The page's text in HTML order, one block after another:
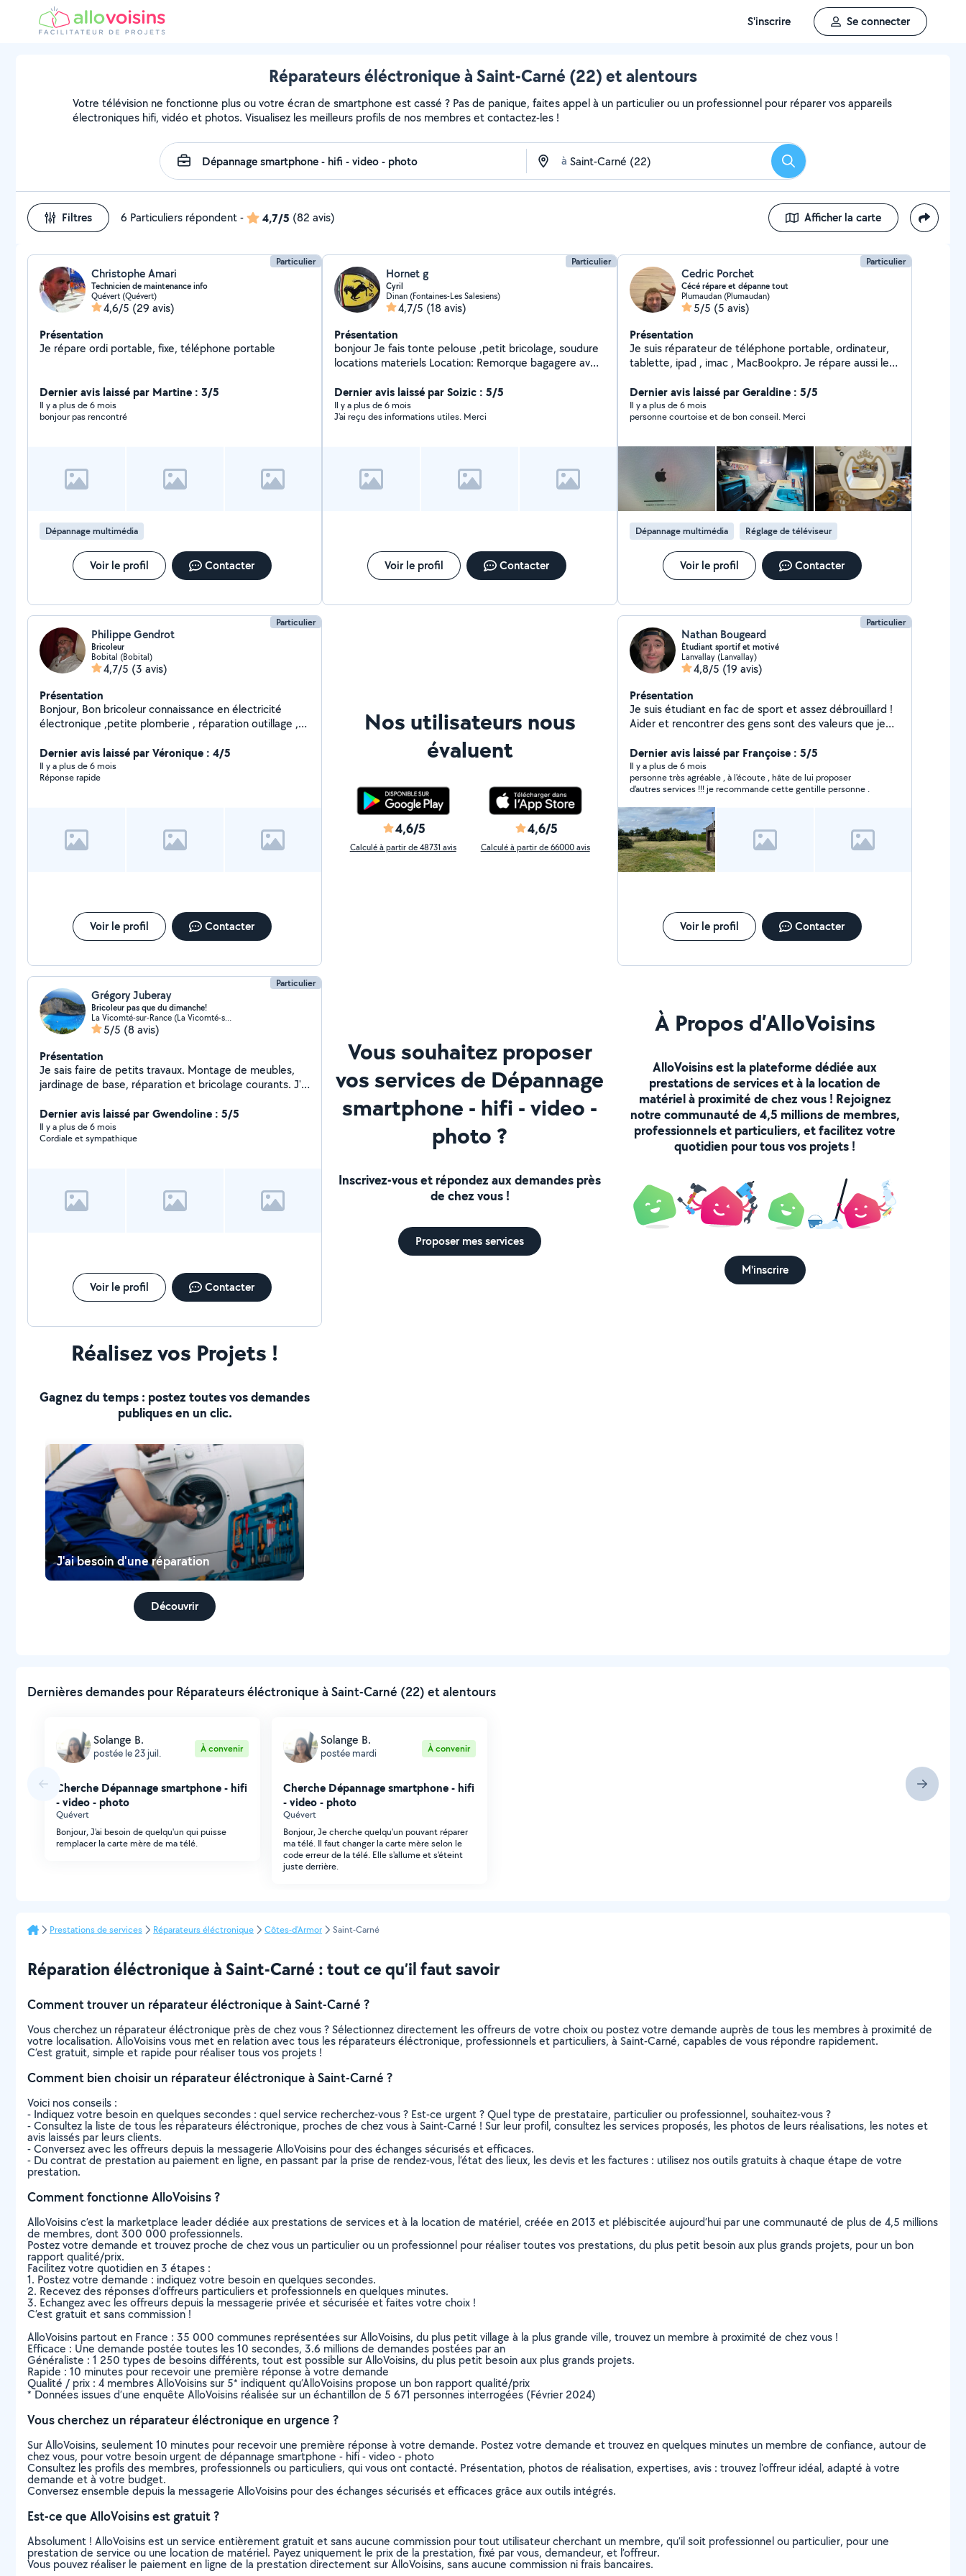
S'inscrire Se connecter
Réparateurs éléctronique à Saint-Carné (22) et alentours
Votre télévision ne fonctionne plus ou votre écran de smartphone est cassé ? Pas de panique, faites appel à un particulier ou un professionnel pour réparer vos appareils
électroniques hifi, vidéo et photos. Visualisez les meilleurs profils de nos membres et contactez-les !
à Rechercher
Filtres 6 Particuliers répondent- 4,7/5 (82 avis) Afficher la carte
Particulier
Christophe Amari
Technicien de maintenance info
Quévert (Quévert)
4,6/5 (29 avis)
Présentation
Je répare ordi portable, fixe, téléphone portable
Dernier avis laissé par Martine : 3/5
Il y a plus de 6 mois
bonjour pas rencontré
Dépannage multimédia
Voir le profil Contacter
Particulier
Hornet g
Cyril
Dinan (Fontaines-Les Salesiens)
4,7/5 (18 avis)
Présentation
bonjour Je fais tonte pelouse ,petit bricolage, soudure
locations materiels Location: Remorque bagagere avec
gazon nettoyeur haute pression Motoculteur Girafe
pour placo Groupe électrogène 4000w Compresseur
50l /25l Chèque de caution demandé .
Dernier avis laissé par Soizic : 5/5
Il y a plus de 6 mois
J'ai reçu des informations utiles. Merci
Voir le profil Contacter
Particulier
Cedric Porchet
Cécé répare et dépanne tout
Plumaudan (Plumaudan)
5/5 (5 avis)
Présentation
Je suis réparateur de téléphone portable, ordinateur,
tablette, ipad , imac , MacBookpro. Je répare aussi les
placo , rail , parquet, wc, carrelage.
Dernier avis laissé par Geraldine : 5/5
Il y a plus de 6 mois
personne courtoise et de bon conseil. Merci
Dépannage multimédia Réglage de téléviseur
Voir le profil Contacter
Particulier
Philippe Gendrot
Bricoleur
Bobital (Bobital)
4,7/5 (3 avis)
Présentation
Bonjour, Bon bricoleur connaissance en électricité
électronique ,petite plomberie , réparation outillage ,
Dernier avis laissé par Véronique : 4/5
Il y a plus de 6 mois
Réponse rapide
Voir le profil Contacter
Nos utilisateurs nous
évaluent
4,6/5
Calculé à partir de 48731 avis
4,6/5
Calculé à partir de 66000 avis
Particulier
Nathan Bougeard
Étudiant sportif et motivé
Lanvallay (Lanvallay)
4,8/5 (19 avis)
Présentation
Je suis étudiant en fac de sport et assez débrouillard !
Aider et rencontrer des gens sont des valeurs que je
Dernier avis laissé par Françoise : 5/5
Il y a plus de 6 mois
personne très agréable , à l'écoute , hâte de lui proposer
d'autres services !!! je recommande cette gentille personne .
Voir le profil Contacter
Particulier
Grégory Juberay
Bricoleur pas que du dimanche!
La Vicomté-sur-Rance (La Vicomté-sur-Rance)
5/5 (8 avis)
Présentation
Je sais faire de petits travaux. Montage de meubles,
jardinage de base, réparation et bricolage courants. J'ai
karcher 120 bars, tronçonneuse électrique, rotofil,
débroussailleuse, perceuse de force, machine à vapeur
!
Dernier avis laissé par Gwendoline : 5/5
Il y a plus de 6 mois
Cordiale et sympathique
Voir le profil Contacter
Vous souhaitez proposer
vos services de Dépannage
smartphone - hifi - video -
photo ?
Inscrivez-vous et répondez aux demandes près
de chez vous !
Proposer mes services
À Propos d’AlloVoisins
AlloVoisins est la plateforme dédiée aux
prestations de services et à la location de
matériel à proximité de chez vous ! Rejoignez
notre communauté de 4,5 millions de membres,
professionnels et particuliers, et facilitez votre
quotidien pour tous vos projets !
M'inscrire
Réalisez vos Projets !
Gagnez du temps : postez toutes vos demandes
publiques en un clic.
J'ai besoin d'une réparation
Découvrir
Dernières demandes pour Réparateurs éléctronique à Saint-Carné (22) et alentours
Solange B.
postée le 23 juil. À convenir
Cherche Dépannage smartphone - hifi
- video - photo
Quévert
Bonjour, J'ai besoin de quelqu'un qui puisse
remplacer la carte mère de ma télé.
Solange B.
postée mardi À convenir
Cherche Dépannage smartphone - hifi
- video - photo
Quévert
Bonjour, Je cherche quelqu'un pouvant réparer
ma télé. Il faut changer la carte mère selon le
code erreur de la télé. Elle s'allume et s'éteint
juste derrière.
Prestations de services Réparateurs éléctronique Côtes-d'Armor Saint-Carné
Réparation éléctronique à Saint-Carné : tout ce qu’il faut savoir
Comment trouver un réparateur éléctronique à Saint-Carné ?
Vous cherchez un réparateur éléctronique près de chez vous ? Sélectionnez directement les offreurs de votre choix ou postez votre demande auprès de tous les membres à proximité de
votre localisation. AlloVoisins vous met en relation avec tous les réparateurs éléctronique, professionnels et particuliers, à Saint-Carné, capables de vous répondre rapidement.
C’est gratuit, simple et rapide pour réaliser tous vos projets !
Comment bien choisir un réparateur éléctronique à Saint-Carné ?
Voici nos conseils :
- Indiquez votre besoin en quelques secondes : quel service recherchez-vous ? Est-ce urgent ? Quel type de prestataire, particulier ou professionnel, souhaitez-vous ?
- Consultez la liste de tous les réparateurs éléctronique, proches de chez vous à Saint-Carné ! Sur leur profil, consultez les services proposés, les photos de leurs réalisations, les notes et
avis laissés par leurs clients.
- Conversez avec les offreurs depuis la messagerie AlloVoisins pour des échanges sécurisés et efficaces.
- Du contrat de prestation au paiement en ligne, en passant par la prise de rendez-vous, l’état des lieux, les devis et les factures : utilisez nos outils gratuits à chaque étape de votre
prestation.
Comment fonctionne AlloVoisins ?
AlloVoisins c’est la marketplace leader dédiée aux prestations de services et à la location de matériel, créée en 2013 et plébiscitée aujourd’hui par une communauté de plus de 4,5 millions
de membres, dont 300 000 professionnels.
Postez votre demande et trouvez proche de chez vous un particulier ou un professionnel pour réaliser toutes vos prestations, du plus petit besoin aux plus grands projets, pour un bon
rapport qualité/prix.
Facilitez votre quotidien en 3 étapes :
1. Postez votre demande : indiquez votre besoin en quelques secondes.
2. Recevez des réponses d’offreurs particuliers et professionnels en quelques minutes.
3. Echangez avec les offreurs depuis la messagerie privée et sécurisée et faites votre choix !
C’est gratuit et sans commission !
AlloVoisins partout en France : 35 000 communes représentées sur AlloVoisins, du plus petit village à la plus grande ville, trouvez un membre à proximité de chez vous !
Efficace : Une demande postée toutes les 10 secondes, 3.6 millions de demandes postées par an
Généraliste : 1 250 types de besoins différents, tout est possible sur AlloVoisins, du plus petit besoin aux plus grands projets.
Rapide : 10 minutes pour recevoir une première réponse à votre demande
Qualité / prix : 4 membres AlloVoisins sur 5* indiquent qu’AlloVoisins propose un bon rapport qualité/prix
* Données issues d’une enquête AlloVoisins réalisée sur un échantillon de 5 671 personnes interrogées (Février 2024)
Vous cherchez un réparateur éléctronique en urgence ?
Sur AlloVoisins, seulement 10 minutes pour recevoir une première réponse à votre demande. Postez votre demande et trouvez en quelques minutes un membre de confiance, autour de
chez vous, pour votre besoin urgent de dépannage smartphone - hifi - video - photo
Consultez les profils des membres, professionnels ou particuliers, qui vous ont contacté. Présentation, photos de réalisation, expertises, avis : trouvez l'offreur idéal, adapté à votre
demande et à votre budget.
Conversez ensemble depuis la messagerie AlloVoisins pour des échanges sécurisés et efficaces grâce aux outils intégrés.
Est-ce que AlloVoisins est gratuit ?
Absolument ! AlloVoisins est un service entièrement gratuit et sans aucune commission pour tout utilisateur cherchant un membre, qu’il soit professionnel ou particulier, pour une
prestation de service ou une location de matériel. Payez uniquement le prix de la prestation, fixé par vous, demandeur, et l’offreur.
Vous pouvez réaliser le paiement en ligne de la prestation directement sur AlloVoisins, sans aucune commission ni frais bancaires.